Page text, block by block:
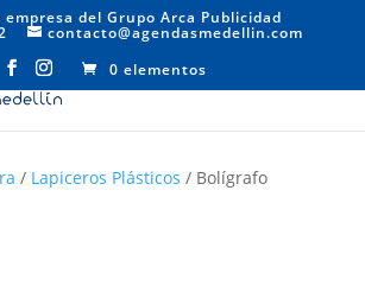
empresa del Grupo Arca Publicidad
contacto@agendasmedellin.com
0 elementos
/ Lapiceros Plásticos / Bolígrafo